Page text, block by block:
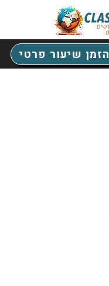
הזמן שיעור פרטי